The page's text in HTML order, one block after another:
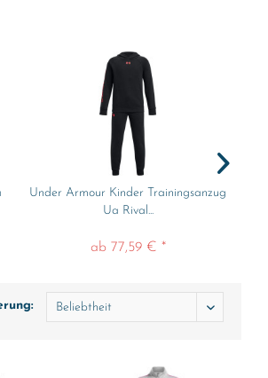
Under Armour Kinder Trainingsanzug
Ua Rival...
ab 77,59 € *